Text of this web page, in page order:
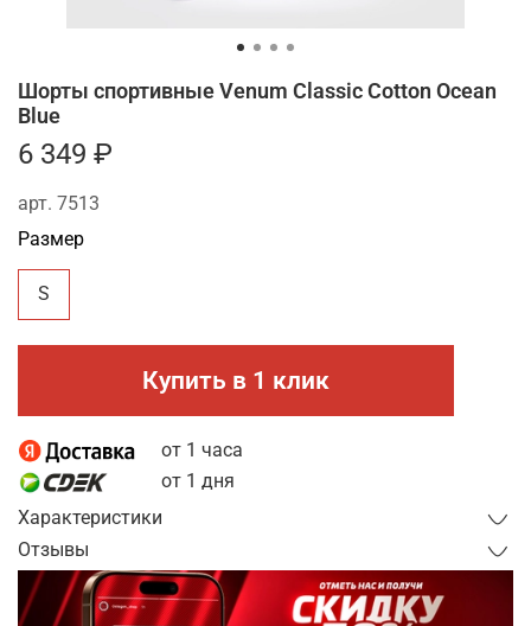
арт. 7513
Шорты спортивные Venum Classic Cotton Ocean
Blue
6 349 ₽
Купить в 1 клик
от 1 часа
от 1 дня
Размер
S
Характеристики
Отзывы